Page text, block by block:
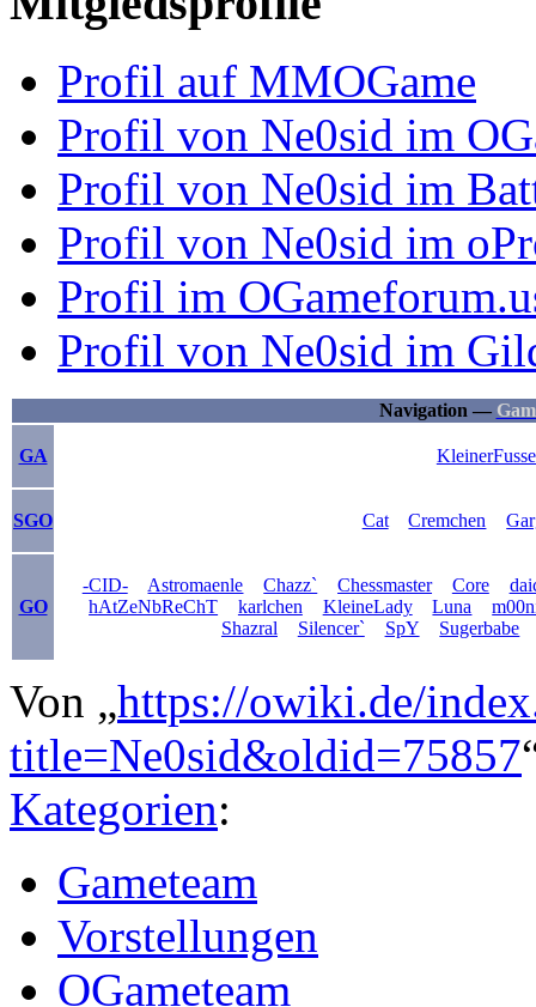
Profil auf MMOGame
Profil von Ne0sid im
Profil von Ne0sid im
Profil von Ne0sid im
Profil im
Profil von Ne0sid im
Navigation —
GA
SGO Cat Cremchen
GO
-CID- Astromaenle Chazz` Chessmaster Core
hAtZeNbReChT
karlchen KleineLady Luna
Shazral
Silencer` SpY Sugerbabe
Von „https://owiki.de/
title=Ne0sid&oldid=75857
Kategorien:
Gameteam
Vorstellungen
OGameteam